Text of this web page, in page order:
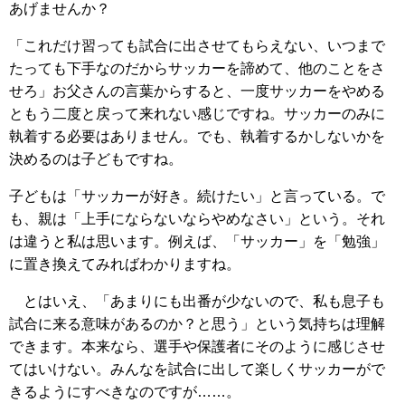
あげませんか？
「これだけ習っても試合に出させてもらえない、いつまで
たっても下手なのだからサッカーを諦めて、他のことをさ
せろ」お父さんの言葉からすると、一度サッカーをやめる
ともう二度と戻って来れない感じですね。サッカーのみに
執着する必要はありません。でも、執着するかしないかを
決めるのは子どもですね。
子どもは「サッカーが好き。続けたい」と言っている。で
も、親は「上手にならないならやめなさい」という。それ
は違うと私は思います。例えば、「サッカー」を「勉強」
に置き換えてみればわかりますね。
とはいえ、「あまりにも出番が少ないので、私も息子も
試合に来る意味があるのか？と思う」という気持ちは理解
できます。本来なら、選手や保護者にそのように感じさせ
てはいけない。みんなを試合に出して楽しくサッカーがで
きるようにすべきなのですが……。